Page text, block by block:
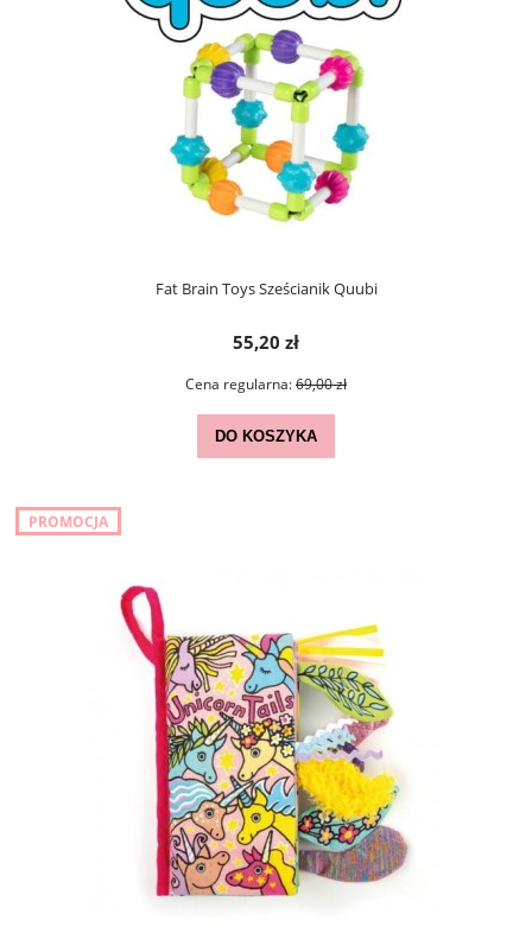
Fat Brain Toys Sześcianik Quubi
55,20 zł
Cena regularna:69,00 zł
DO KOSZYKA
PROMOCJA